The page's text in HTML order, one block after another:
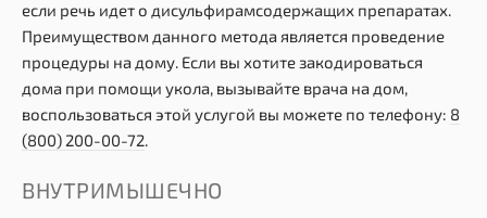
если речь идет о дисульфирамсодержащих препаратах.
Преимуществом данного метода является проведение
процедуры на дому. Если вы хотите закодироваться
дома при помощи укола, вызывайте врача на дом,
воспользоваться этой услугой вы можете по телефону: 8
(800) 200-00-72.
ВНУТРИМЫШЕЧНО